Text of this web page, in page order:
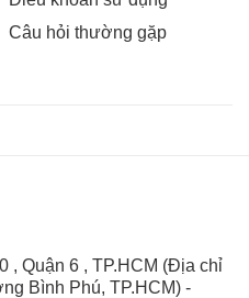
Câu hỏi thường gặp
, Quận 6 , TP.HCM (Địa chỉ
Bình Phú, TP.HCM) -